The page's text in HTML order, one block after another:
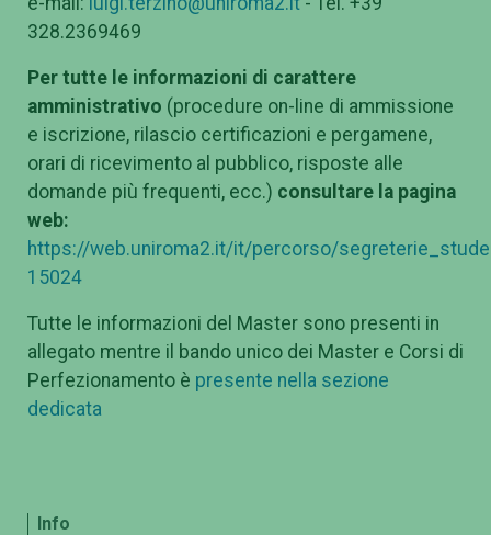
328.2369469
Per tutte le informazioni di carattere
amministrativo (procedure on-line di ammissione
e iscrizione, rilascio certificazioni e pergamene,
orari di ricevimento al pubblico, risposte alle
domande più frequenti, ecc.) consultare la pagina
web:
https://web.uniroma2.it/it/percorso/
15024
Tutte le informazioni del Master sono presenti in
allegato mentre il bando unico dei Master e Corsi di
Perfezionamento è presente nella sezione
dedicata
Info